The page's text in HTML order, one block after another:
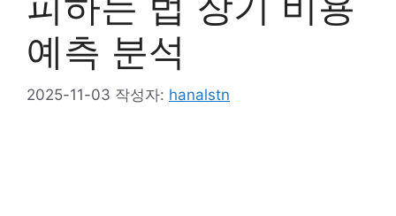
예측 분석
2025-11-03 작성자: hanalstn